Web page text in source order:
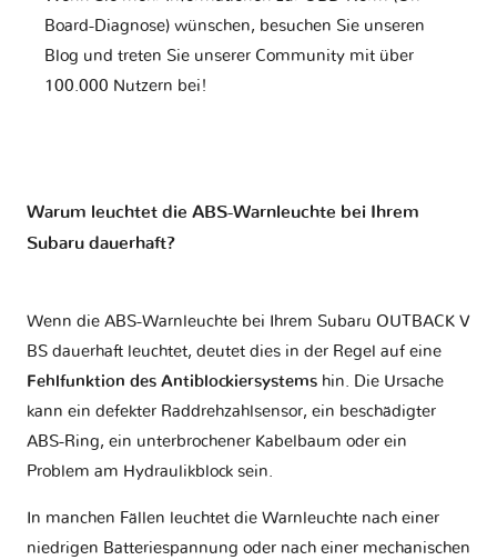
Board-Diagnose) wünschen, besuchen Sie unseren
Blog und treten Sie unserer Community mit über
100.000 Nutzern bei!
Warum leuchtet die ABS-Warnleuchte bei Ihrem
Subaru dauerhaft?
Wenn die ABS-Warnleuchte bei Ihrem Subaru OUTBACK V
BS dauerhaft leuchtet, deutet dies in der Regel auf eine
Fehlfunktion des Antiblockiersystems hin. Die Ursache
kann ein defekter Raddrehzahlsensor, ein beschädigter
ABS-Ring, ein unterbrochener Kabelbaum oder ein
Problem am Hydraulikblock sein.
In manchen Fällen leuchtet die Warnleuchte nach einer
niedrigen Batteriespannung oder nach einer mechanischen